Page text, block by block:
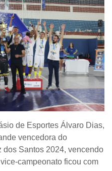
de Esportes Álvaro Dias,
vencedora do
Santos 2024, vencendo
campeonato ficou com